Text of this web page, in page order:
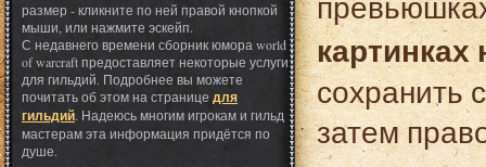
размер - кликните по ней правой кнопкой
мыши, или нажмите эскейп.
С недавнего времени сборник юмора world
of warcraft предоставляет некоторые услуги
для гильдий. Подробнее вы можете
почитать об этом на странице для
гильдий. Надеюсь многим игрокам и гильд
мастерам эта информация придётся по
душе.
картинках
сохранить
затем